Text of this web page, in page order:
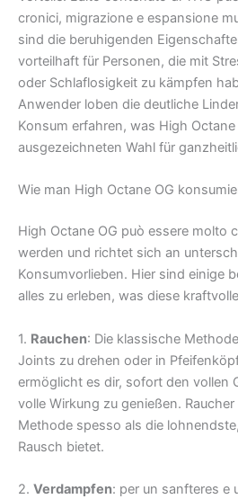
cronici, migrazione e espansione
sind die beruhigenden
vorteilhaft für Personen, die mit
oder Schlaflosigkeit zu kämpfen
Anwender loben die deutliche
Konsum erfahren, was High Octane
ausgezeichneten Wahl für
Wie man High Octane OG
High Octane OG può essere molto
werden und richtet sich an
Konsumvorlieben. Hier sind einige
alles zu erleben, was diese
1. Rauchen: Die klassische
Joints zu drehen oder in
ermöglicht es dir, sofort den vollen
volle Wirkung zu genießen.
Methode spesso als die
Rausch bietet.
2. Verdampfen: per un sanfteres e